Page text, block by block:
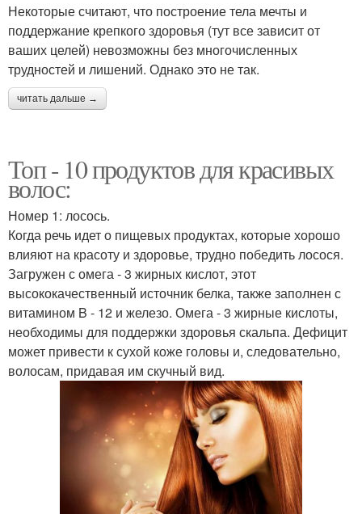
Некоторые считают, что построение тела мечты и
поддержание крепкого здоровья (тут все зависит от
ваших целей) невозможны без многочисленных
трудностей и лишений. Однако это не так.
читать дальше →
Топ - 10 продуктов для красивых
волос:
Номер 1: лосось.
Когда речь идет о пищевых продуктах, которые хорошо
влияют на красоту и здоровье, трудно победить лосося.
Загружен с омега - 3 жирных кислот, этот
высококачественный источник белка, также заполнен с
витамином B - 12 и железо. Омега - 3 жирные кислоты,
необходимы для поддержки здоровья скальпа. Дефицит
может привести к сухой коже головы и, следовательно,
волосам, придавая им скучный вид.